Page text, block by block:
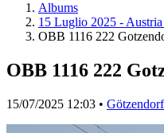
Albums
15 Luglio 2025 -
OBB 1116 222
OBB 1116 222
15/07/2025 12:03 •